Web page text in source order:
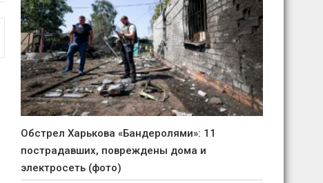
Обстрел Харькова «Бандеролями»: 11
пострадавших, повреждены дома и
электросеть (фото)